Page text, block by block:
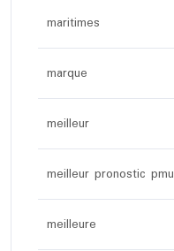
maritimes
marque
meilleur
meilleur pronostic pmu
meilleure